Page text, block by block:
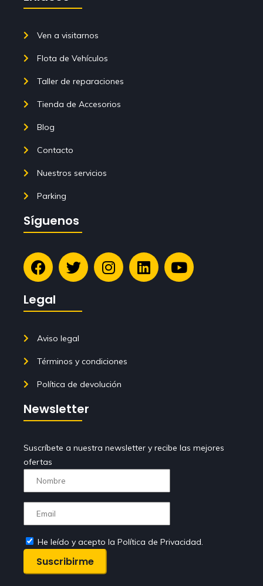
Ven a visitarnos
Flota de Vehículos
Taller de reparaciones
Tienda de Accesorios
Blog
Contacto
Nuestros servicios
Parking
Síguenos
Legal
Aviso legal
Términos y condiciones
Política de devolución
Newsletter
Suscríbete a nuestra newsletter y recibe las mejores
ofertas
He leído y acepto la Política de Privacidad.